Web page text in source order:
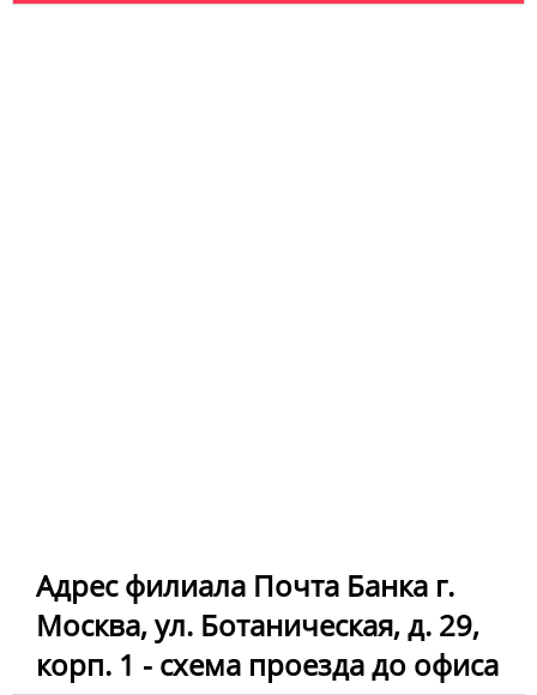
Адрес филиала Почта Банка г.
Москва, ул. Ботаническая, д. 29,
корп. 1 - схема проезда до офиса